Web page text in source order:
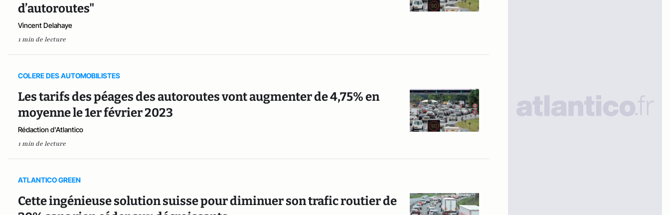
d’autoroutes"
Vincent Delahaye
1 min de lecture
COLERE DES AUTOMOBILISTES
Les tarifs des péages des autoroutes vont augmenter de 4,75% en
moyenne le 1er février 2023
Rédaction d'Atlantico
1 min de lecture
ATLANTICO GREEN
Cette ingénieuse solution suisse pour diminuer son trafic routier de